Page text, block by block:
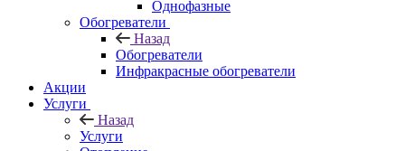
Однофазные
Обогреватели
Назад
Обогреватели
Инфракрасные обогреватели
Акции
Услуги
Назад
Услуги